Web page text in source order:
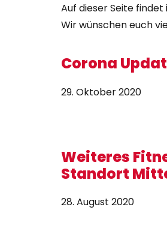
Auf dieser Seite
Wir wünschen euch
Corona
29. Oktober 2020
Weiteres
Standort
28. August 2020